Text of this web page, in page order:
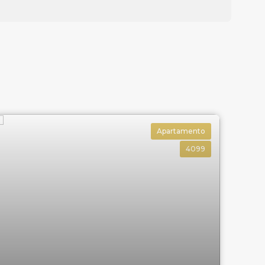
Apartamento
4099